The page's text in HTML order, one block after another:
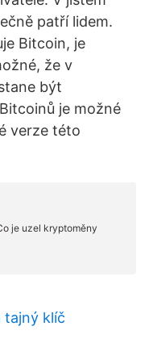
patří lidem.
Bitcoin, je
že v
být
je možné
verze této
tajný klíč